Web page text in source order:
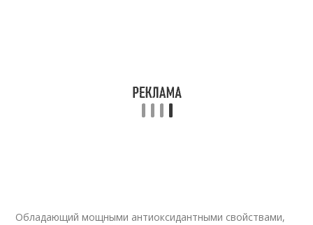
Обладающий мощными антиоксидантными свойствами,